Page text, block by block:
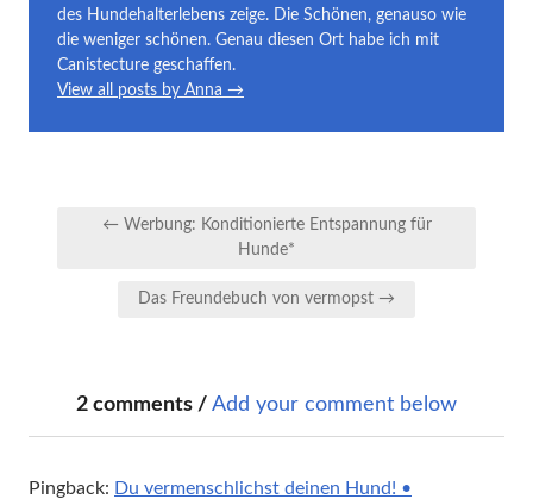
des Hundehalterlebens zeige. Die Schönen, genauso wie
die weniger schönen. Genau diesen Ort habe ich mit
Canistecture geschaffen.
View all posts by Anna →
Beitragsnavigation
← Werbung: Konditionierte Entspannung für
Hunde*
Das Freundebuch von vermopst →
2 comments / Add your comment below
Pingback: Du vermenschlichst deinen Hund! •